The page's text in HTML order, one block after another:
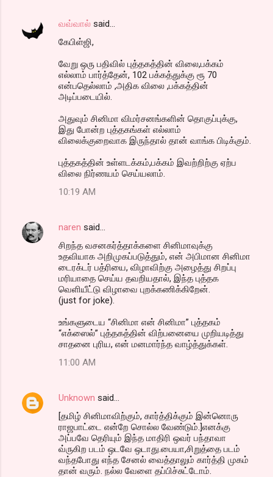
வவ்வால் said…
கேபிள்ஜி,
வேறு ஒரு பதிவில் புத்தகத்தின் விலை,பக்கம்
எல்லாம் பார்த்தேன், 102 பக்கத்துக்கு ரூ 70
என்பதெல்லாம் ,அதிக விலை ,பக்கத்தின்
அடிப்படையில்.
அதுவும் சினிமா விமர்சனங்களின் தொகுப்புக்கு,
இது போன்ற புத்தகங்கள் எல்லாம்
விலைக்குறைவாக இருந்தால் தான் வாங்க பிடிக்கும்.
புத்தகத்தின் உள்ளடக்கம்,பக்கம் இவற்றிற்கு ஏற்ப
விலை நிர்ணயம் செய்யலாம்.
10:19 AM
naren said…
சிறந்த வசனகர்த்தாக்களை சினிமாவுக்கு
உதவியாக அறிமுகப்படுத்தும், என் அபிமான சினிமா
டைரக்டர் பத்ரியை, விழாவிற்கு அழைத்து சிறப்பு
மரியாதை செய்ய தவறியதால், இந்த புத்தக
வெளியீட்டு விழாவை புறக்கணிக்கிறேன்.
(just for joke).
உங்களுடைய “சினிமா என் சினிமா” புத்தகம்
“எக்ஸைல்” புத்தகத்தின் விற்பனையை முறியடித்து
சாதனை புரிய, என் மனமார்ந்த வாழ்த்துக்கள்.
11:00 AM
Unknown said…
[தமிழ் சினிமாவிற்கும், கார்த்திக்கும் இன்னொரு
ராஜபாட்டை என்றே சொல்ல வேண்டும்.]எனக்கு
அப்பவே தெரியும் இந்த மாதிரி ஒவர் பந்தாவா
வ்ருகிற படம் ஒடவே ஒடாது.பையா,சிறுத்தை படம்
வந்தபோது எந்த சேனல் வைத்தாலும் கார்த்தி முகம்
தான் வரும். நல்ல வேளை தப்பிச்சுட்டோம்.